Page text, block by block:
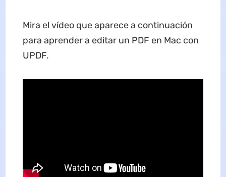
Mira el vídeo que aparece a continuación
para aprender a editar un PDF en Mac con
UPDF.